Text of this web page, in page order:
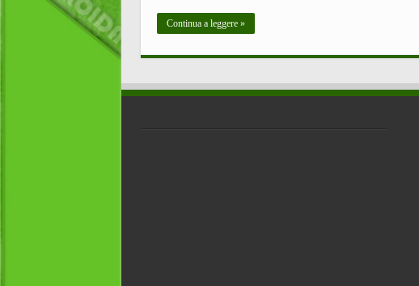
Continua a leggere »